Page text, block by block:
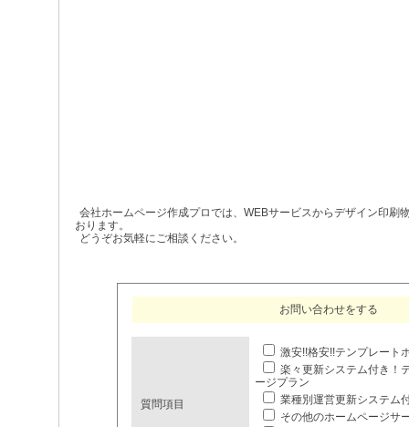
会社ホームページ作成プロでは、WEBサービスからデザイン印刷
おります。
どうぞお気軽にご相談ください。
お問い合わせをする
質問項目
激安!!格安!!テンプレート
楽々更新システム付き！
ージプラン
業種別運営更新システム
その他のホームページサ